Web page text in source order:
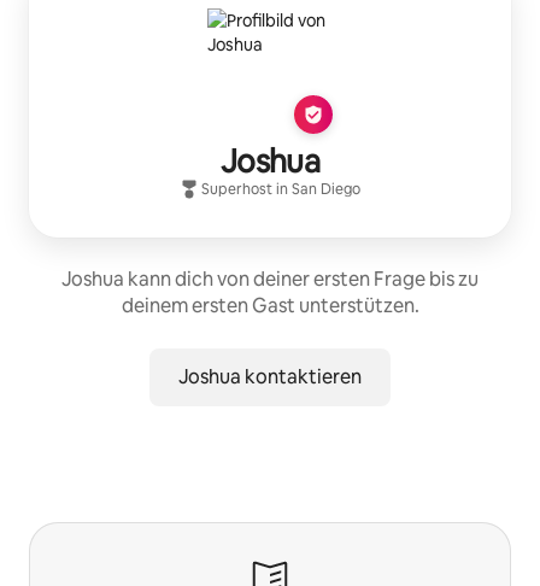
Joshua
Superhostin San Diego
Joshua kann dich von deiner ersten Frage bis zu
deinem ersten Gast unterstützen.
Joshua kontaktieren